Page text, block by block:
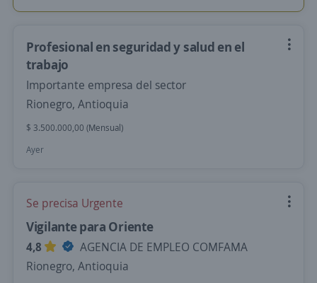
Profesional en seguridad y salud en el
trabajo
Importante empresa del sector
Rionegro, Antioquia
$ 3.500.000,00 (Mensual)
Ayer
Se precisa Urgente
Vigilante para Oriente
4,8
AGENCIA DE EMPLEO COMFAMA
Rionegro, Antioquia